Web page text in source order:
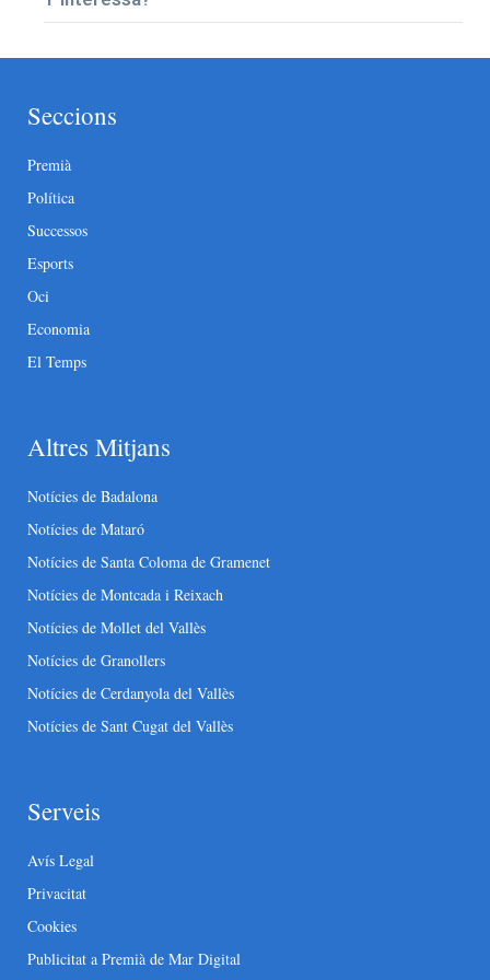
Seccions
Premià
Política
Successos
Esports
Oci
Economia
El Temps
Altres Mitjans
Notícies de Badalona
Notícies de Mataró
Notícies de Santa Coloma de Gramenet
Notícies de Montcada i Reixach
Notícies de Mollet del Vallès
Notícies de Granollers
Notícies de Cerdanyola del Vallès
Notícies de Sant Cugat del Vallès
Serveis
Avís Legal
Privacitat
Cookies
Publicitat a Premià de Mar Digital